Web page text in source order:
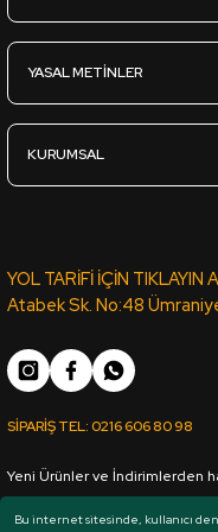
Bu internet sitesinde, kullanıcı
25mm*2100*2800mm
18mm*2100*2800mm
YASAL METİNLER
KURUMSAL
YOL TARİFİ İÇİN
Atabek Sk. No:48
SİPARİŞ TEL:0216 606 80 98
Yeni Ürünler ve İndirimlerden